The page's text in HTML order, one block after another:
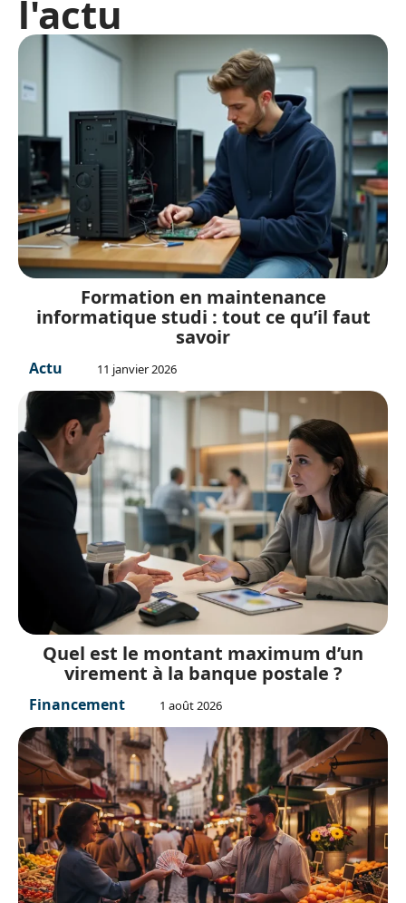
l'actu
Formation en maintenance
informatique studi : tout ce qu’il faut
savoir
Actu 11 janvier 2026
Quel est le montant maximum d’un
virement à la banque postale ?
Financement 1 août 2026